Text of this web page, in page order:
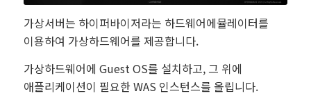
가상서버는 하이퍼바이저라는 하드웨어에뮬레이터를
이용하여 가상하드웨어를 제공합니다.
가상하드웨어에 Guest OS를 설치하고, 그 위에
애플리케이션이 필요한 WAS 인스턴스를 올립니다.